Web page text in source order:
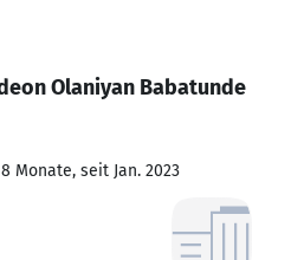
Olaniyan Babatunde
Monate, seit Jan. 2023